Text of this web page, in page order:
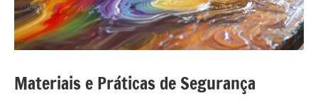
Materiais e Práticas de Segurança